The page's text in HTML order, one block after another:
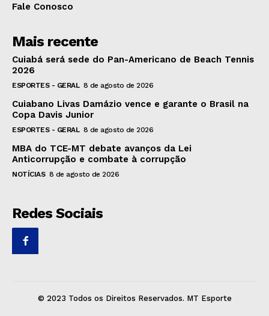
Fale Conosco
Mais recente
Cuiabá será sede do Pan-Americano de Beach Tennis
2026
ESPORTES - GERAL 8 de agosto de 2026
Cuiabano Livas Damázio vence e garante o Brasil na
Copa Davis Junior
ESPORTES - GERAL 8 de agosto de 2026
MBA do TCE-MT debate avanços da Lei
Anticorrupção e combate à corrupção
NOTÍCIAS 8 de agosto de 2026
Redes Sociais
© 2023 Todos os Direitos Reservados. MT Esporte